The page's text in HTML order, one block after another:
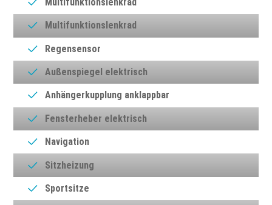
Multifunktionslenkrad
Regensensor
Außenspiegel elektrisch
Anhängerkupplung anklappbar
Fensterheber elektrisch
Navigation
Sitzheizung
Sportsitze